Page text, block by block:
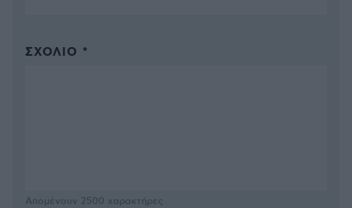
ΣΧΌΛΙΟ *
Απομένουν 2500 χαρακτήρες